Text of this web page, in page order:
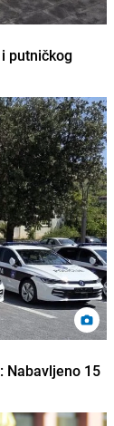
putničkog
Nabavljeno 15